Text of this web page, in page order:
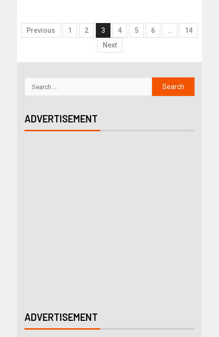
Previous 1 2 3 4 5 6 …
14
Next
ADVERTISEMENT
ADVERTISEMENT